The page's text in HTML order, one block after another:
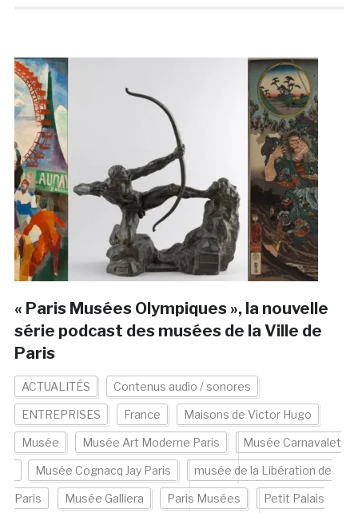
« Paris Musées Olympiques », la nouvelle
série podcast des musées de la Ville de
Paris
ACTUALITÉS Contenus audio / sonores
ENTREPRISES France Maisons de Victor Hugo
Musée Musée Art Moderne Paris Musée Carnavalet
Musée Cognacq Jay Paris musée de la Libération de
Paris Musée Galliera Paris Musées Petit Palais